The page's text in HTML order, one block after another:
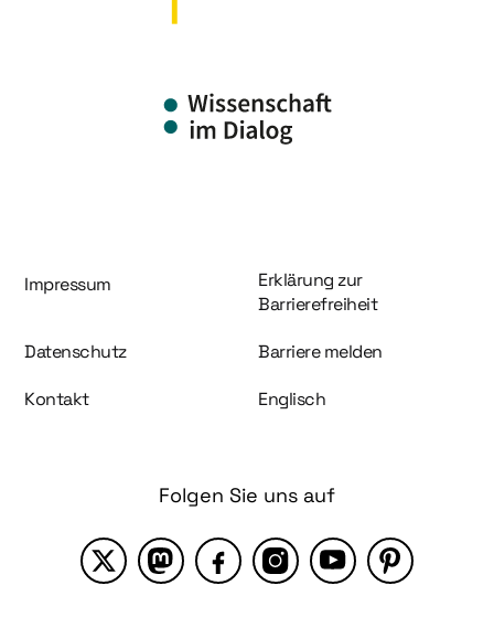
Information und Service
Impressum
Erklärung zur
Barrierefreiheit
Datenschutz Barriere melden
Kontakt Englisch
Folgen Sie uns auf